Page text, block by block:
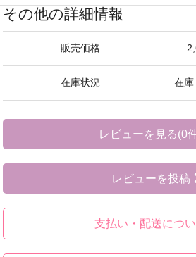
その他の詳細情報
販売価格
在庫状況 在庫
レビューを見る(0
レビューを投稿
支払い・配送につ